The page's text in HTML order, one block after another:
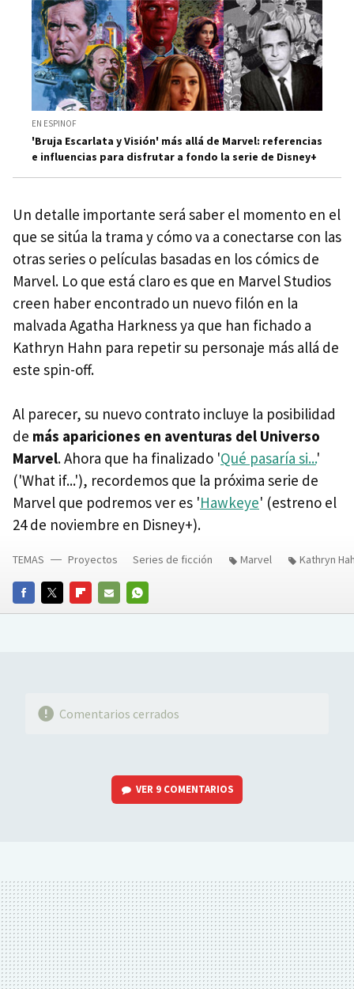
EN ESPINOF
'Bruja Escarlata y Visión' más allá de Marvel: referencias
e influencias para disfrutar a fondo la serie de Disney+
Un detalle importante será saber el momento en el
que se sitúa la trama y cómo va a conectarse con las
otras series o películas basadas en los cómics de
Marvel. Lo que está claro es que en Marvel Studios
creen haber encontrado un nuevo filón en la
malvada Agatha Harkness ya que han fichado a
Kathryn Hahn para repetir su personaje más allá de
este spin-off.
Al parecer, su nuevo contrato incluye la posibilidad
de más apariciones en aventuras del Universo
Marvel. Ahora que ha finalizado 'Qué pasaría si...'
('What if...'), recordemos que la próxima serie de
Marvel que podremos ver es 'Hawkeye' (estreno el
24 de noviembre en Disney+).
FACEBOOKTWITTERFLIPBOARD
E-
WHATSAPP
TEMAS Proyectos Series de ficción Marvel Kathryn
Comentarios cerrados
VER 9 COMENTARIOS